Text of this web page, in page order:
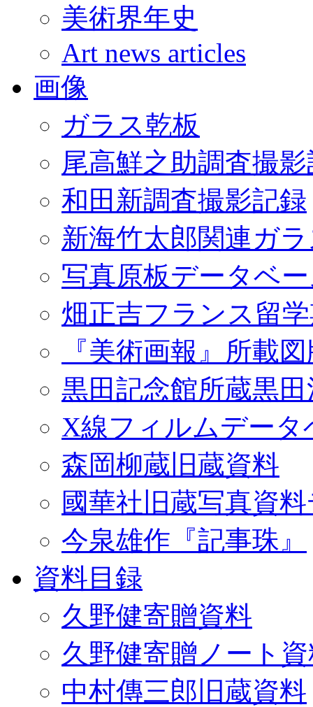
美術界年史
Art news articles
画像
ガラス乾板
尾高鮮之助調査撮
和田新調査撮影記録
新海竹太郎関連ガ
写真原板データベ
畑正吉フランス留
『美術画報』所載
黒田記念館所蔵黒
X線フィルムデータ
森岡柳蔵旧蔵資料
國華社旧蔵写真資
今泉雄作『記事珠』
資料目録
久野健寄贈資料
久野健寄贈ノート
中村傳三郎旧蔵資料